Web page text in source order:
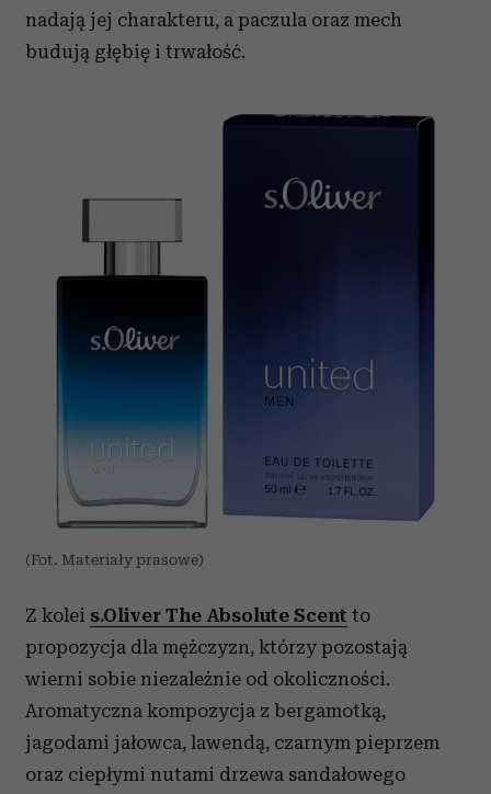
nadają jej charakteru, a paczula oraz mech
budują głębię i trwałość.
(Fot. Materiały prasowe)
Z kolei s.Oliver The Absolute Scent to
propozycja dla mężczyzn, którzy pozostają
wierni sobie niezależnie od okoliczności.
Aromatyczna kompozycja z bergamotką,
jagodami jałowca, lawendą, czarnym pieprzem
oraz ciepłymi nutami drzewa sandałowego